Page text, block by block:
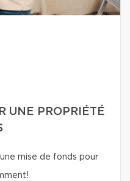
UNE PROPRIÉTÉ
une mise de fonds pour